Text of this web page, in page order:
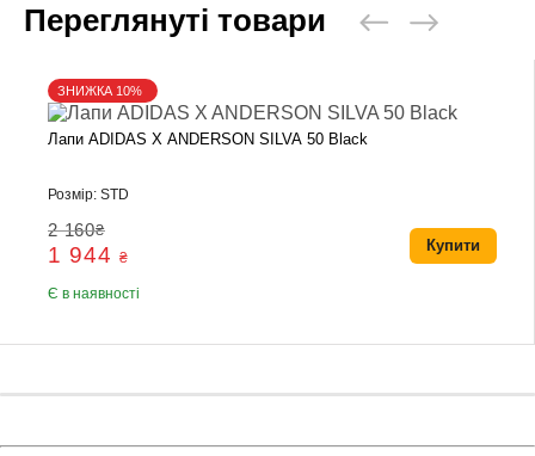
Переглянуті товари
Лапи ADIDAS X ANDERSON SILVA 50 Black
Розмір: STD
2 160₴
1 944 ₴
Є в наявності
Купити
ЗНИЖКА 10%